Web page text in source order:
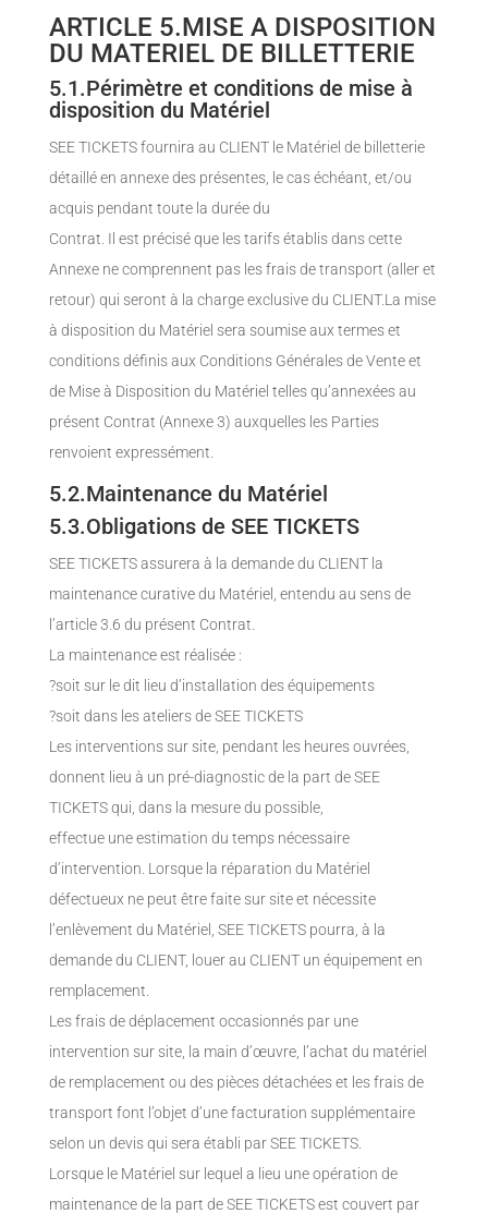
ARTICLE 5.MISE A DISPOSITION
DU MATERIEL DE BILLETTERIE
5.1.Périmètre et conditions de mise à
disposition du Matériel
SEE TICKETS fournira au CLIENT le Matériel de billetterie
détaillé en annexe des présentes, le cas échéant, et/ou
acquis pendant toute la durée du
Contrat. Il est précisé que les tarifs établis dans cette
Annexe ne comprennent pas les frais de transport (aller et
retour) qui seront à la charge exclusive du CLIENT.La mise
à disposition du Matériel sera soumise aux termes et
conditions définis aux Conditions Générales de Vente et
de Mise à Disposition du Matériel telles qu’annexées au
présent Contrat (Annexe 3) auxquelles les Parties
renvoient expressément.
5.2.Maintenance du Matériel
5.3.Obligations de SEE TICKETS
SEE TICKETS assurera à la demande du CLIENT la
maintenance curative du Matériel, entendu au sens de
l’article 3.6 du présent Contrat.
La maintenance est réalisée :
?soit sur le dit lieu d’installation des équipements
?soit dans les ateliers de SEE TICKETS
Les interventions sur site, pendant les heures ouvrées,
donnent lieu à un pré-diagnostic de la part de SEE
TICKETS qui, dans la mesure du possible,
effectue une estimation du temps nécessaire
d’intervention. Lorsque la réparation du Matériel
défectueux ne peut être faite sur site et nécessite
l’enlèvement du Matériel, SEE TICKETS pourra, à la
demande du CLIENT, louer au CLIENT un équipement en
remplacement.
Les frais de déplacement occasionnés par une
intervention sur site, la main d’œuvre, l’achat du matériel
de remplacement ou des pièces détachées et les frais de
transport font l’objet d’une facturation supplémentaire
selon un devis qui sera établi par SEE TICKETS.
Lorsque le Matériel sur lequel a lieu une opération de
maintenance de la part de SEE TICKETS est couvert par